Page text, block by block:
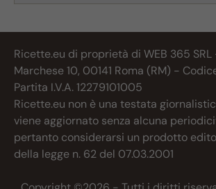
Ricette.eu di proprietà di WEB 365
Marchese 10, 00141 Roma (RM) -
Partita I.V.A. 12279101005
Ricette.eu non è una testata
viene aggiornato senza alcuna
pertanto considerarsi un prodotto
della legge n. 62 del 07.03.2001